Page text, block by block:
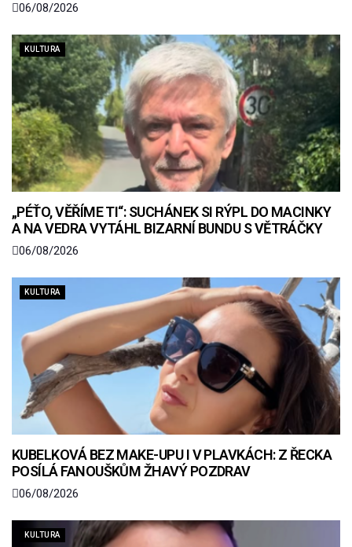
06/08/2026
KULTURA
„PÉŤO, VĚŘÍME TI“: SUCHÁNEK SI RÝPL DO MACINKY
A NA VEDRA VYTÁHL BIZARNÍ BUNDU S VĚTRÁČKY
06/08/2026
KULTURA
KUBELKOVÁ BEZ MAKE-UPU I V PLAVKÁCH: Z ŘECKA
POSÍLÁ FANOUŠKŮM ŽHAVÝ POZDRAV
06/08/2026
KULTURA